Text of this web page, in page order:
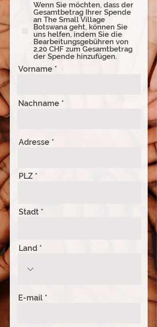
Wenn Sie möchten, dass der
Gesamtbetrag Ihrer Spende
an The Small Village
Botswana geht, können Sie
uns helfen, indem Sie die
Bearbeitungsgebühren von
2,20 CHF zum Gesamtbetrag
der Spende hinzufügen.
Vorname
Nachname
Adresse
PLZ
Stadt
Land
E-mail